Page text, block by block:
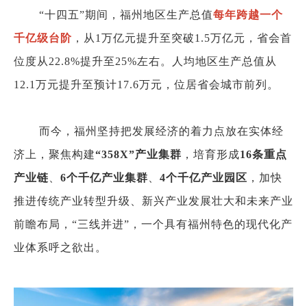
“十四五”期间，福州地区生产总值每年跨越一个
千亿级台阶 ，从1万亿元提升至突破1.5万亿元，省会首
位度从22.8%提升至25%左右。人均地区生产总值从
12.1万元提升至预计17.6万元，位居省会城市前列。
而今，福州坚持把发展经济的着力点放在实体经
济上，聚焦构建“358X”产业集群 ，培育形成16条重点
产业链
6个千亿产业集群 4个千亿产业园区 ，加快
推进传统产业转型升级、新兴产业发展壮大和未来产业
前瞻布局，“三线并进”，一个具有福州特色的现代化产
业体系呼之欲出。